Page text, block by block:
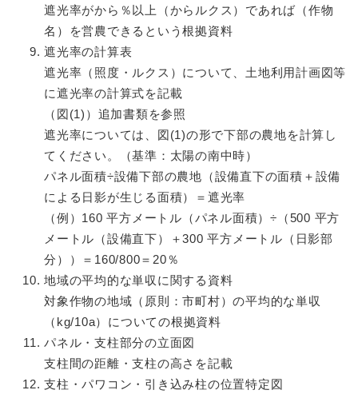
遮光率がから％以上（からルクス）であれば（作物
名）を営農できるという根拠資料
遮光率の計算表
遮光率（照度・ルクス）について、土地利用計画図等
に遮光率の計算式を記載
（図(1)）追加書類を参照
遮光率については、図(1)の形で下部の農地を計算し
てください。（基準：太陽の南中時）
パネル面積÷設備下部の農地（設備直下の面積＋設備
による日影が生じる面積）＝遮光率
（例）160 平方メートル（パネル面積）÷（500 平方
メートル（設備直下）＋300 平方メートル（日影部
分））＝160/800＝20％
地域の平均的な単収に関する資料
対象作物の地域（原則：市町村）の平均的な単収
（kg/10a）についての根拠資料
パネル・支柱部分の立面図
支柱間の距離・支柱の高さを記載
支柱・パワコン・引き込み柱の位置特定図